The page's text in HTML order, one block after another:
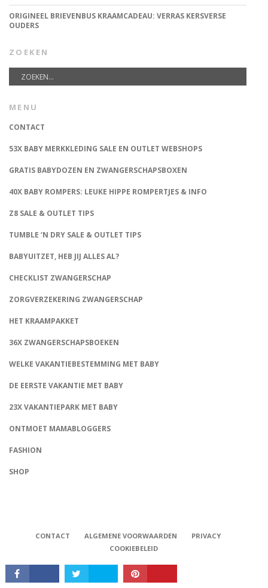
ORIGINEEL BRIEVENBUS KRAAMCADEAU: VERRAS KERSVERSE
OUDERS
ZOEKEN
MENU
CONTACT
53X BABY MERKKLEDING SALE EN OUTLET WEBSHOPS
GRATIS BABYDOZEN EN ZWANGERSCHAPSBOXEN
40X BABY ROMPERS: LEUKE HIPPE ROMPERTJES & INFO
Z8 SALE & OUTLET TIPS
TUMBLE ‘N DRY SALE & OUTLET TIPS
BABYUITZET, HEB JIJ ALLES AL?
CHECKLIST ZWANGERSCHAP
ZORGVERZEKERING ZWANGERSCHAP
HET KRAAMPAKKET
36X ZWANGERSCHAPSBOEKEN
WELKE VAKANTIEBESTEMMING MET BABY
DE EERSTE VAKANTIE MET BABY
23X VAKANTIEPARK MET BABY
ONTMOET MAMABLOGGERS
FASHION
SHOP
CONTACT ALGEMENE VOORWAARDEN
PRIVACY
COOKIEBELEID
Babystraatje.nl, Copyright © 2019